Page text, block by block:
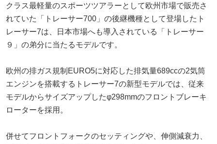
クラス最軽量のスポーツツアラーとして欧州市場で販売さ
れていた「トレーサー700」の後継機種として登場したト
レーサー7は、日本市場へも導入されている「トレーサー
９」の弟分に当たるモデルです。
欧州の排ガス規制EURO5に対応した排気量689ccの2気筒
エンジンを搭載するトレーサー7の新型モデルでは、従来
モデルからサイズアップしたφ298mmのフロントブレーキ
ローターを採用。
併せてフロントフォークのセッティングや、伸側減衰力、